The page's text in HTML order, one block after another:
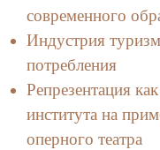
современного
Индустрия
потребления
Репрезентация
института на
оперного театра